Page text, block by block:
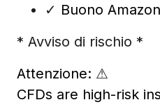
✓ Buono
* Avviso di rischio *
Attenzione: ⚠
CFDs are high-risk